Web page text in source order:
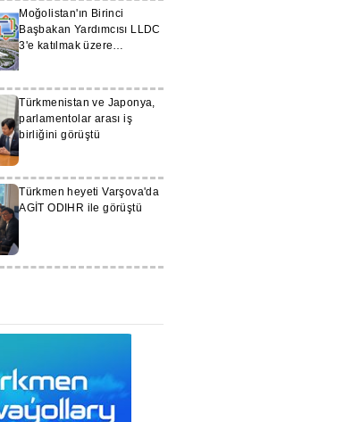
Moğolistan'ın Birinci
Başbakan Yardımcısı LLDC
3'e katılmak üzere
Türkmenistan ve Japonya,
parlamentolar arası iş
birliğini görüştü
Türkmen heyeti Varşova'da
AGİT ODIHR ile görüştü